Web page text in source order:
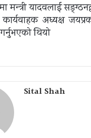
मन्त्री यादवलाई
अध्यक्ष
थियो
Sital Shah